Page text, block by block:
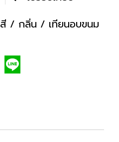
สี / กลิ่น / เทียนอบขนม